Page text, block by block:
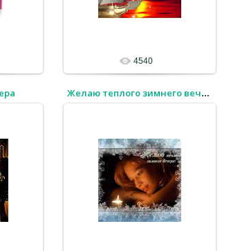
4540
Желаю теплого зимнего вечера!